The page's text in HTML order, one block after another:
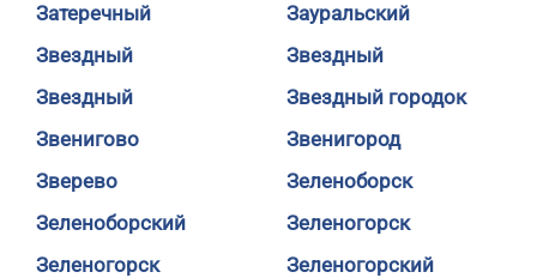
Затеречный
Зауральский
Звездный
Звездный
Звездный
Звездный городок
Звенигово
Звенигород
Зверево
Зеленоборск
Зеленоборский
Зеленогорск
Зеленогорск
Зеленогорский